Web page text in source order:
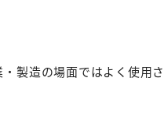
製造の場面ではよく使用